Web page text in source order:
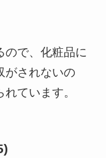
ので、化粧品に
がされないの
ています。